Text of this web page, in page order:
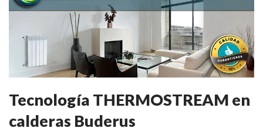
Tecnología THERMOSTREAM en
calderas Buderus